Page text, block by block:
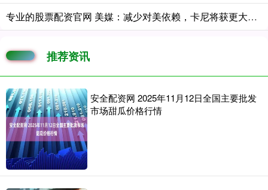
专业的股票配资官网 美媒：减少对美依赖，卡尼将获更大授权
推荐资讯
安全配资网 2025年11月12日全国主要批发
市场甜瓜价格行情